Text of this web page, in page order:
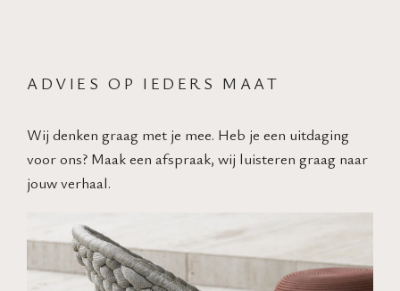
ADVIES OP IEDERS MAAT
Wij denken graag met je mee. Heb je een uitdaging
voor ons? Maak een afspraak, wij luisteren graag naar
jouw verhaal.